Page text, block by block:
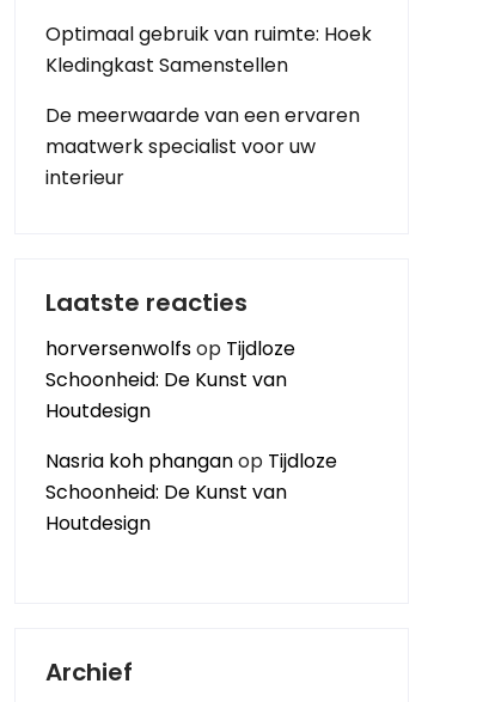
Optimaal gebruik van ruimte: Hoek
Kledingkast Samenstellen
De meerwaarde van een ervaren
maatwerk specialist voor uw
interieur
Laatste reacties
horversenwolfsop Tijdloze
Schoonheid: De Kunst van
Houtdesign
Nasria koh phanganop Tijdloze
Schoonheid: De Kunst van
Houtdesign
Archief